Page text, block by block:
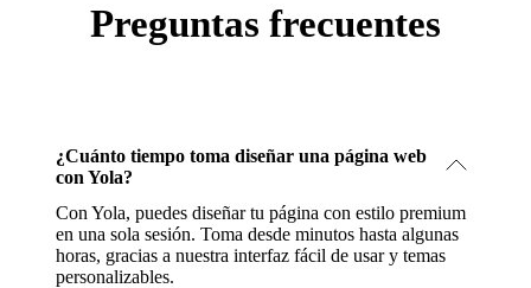
Preguntas frecuentes
¿Cuánto tiempo toma diseñar una página web
con Yola?
Con Yola, puedes diseñar tu página con estilo premium
en una sola sesión. Toma desde minutos hasta algunas
horas, gracias a nuestra interfaz fácil de usar y temas
personalizables.